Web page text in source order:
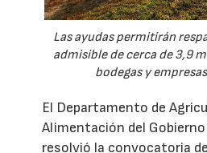
Las ayudas permitirán
admisible de cerca de 3,9
bodegas y
El Departamento de
Alimentación del
resolvió la convocatoria